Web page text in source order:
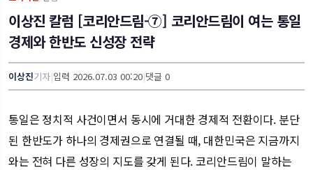
이상진 칼럼 [코리안드림-⑦] 코리안드림이 여는 통일
경제와 한반도 신성장 전략
이상진기자|입력 2026.07.03 00:20|댓글 0
통일은 정치적 사건이면서 동시에 거대한 경제적 전환이다. 분단
된 한반도가 하나의 경제권으로 연결될 때, 대한민국은 지금까지
와는 전혀 다른 성장의 지도를 갖게 된다. 코리안드림이 말하는